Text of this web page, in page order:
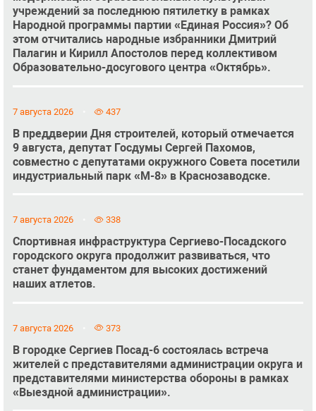
учреждений за последнюю пятилетку в рамках
Народной программы партии «Единая Россия»? Об
этом отчитались народные избранники Дмитрий
Палагин и Кирилл Апостолов перед коллективом
Образовательно-досугового центра «Октябрь».
7 августа 2026 437
В преддверии Дня строителей, который отмечается
9 августа, депутат Госдумы Сергей Пахомов,
совместно с депутатами окружного Совета посетили
индустриальный парк «М-8» в Краснозаводске.
7 августа 2026 338
Спортивная инфраструктура Сергиево-Посадского
городского округа продолжит развиваться, что
станет фундаментом для высоких достижений
наших атлетов.
7 августа 2026 373
В городке Сергиев Посад-6 состоялась встреча
жителей с представителями администрации округа и
представителями министерства обороны в рамках
«Выездной администрации».